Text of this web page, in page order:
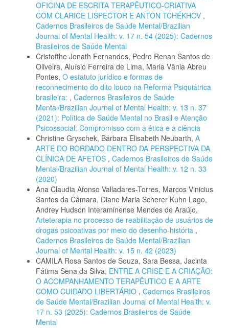
OFICINA DE ESCRITA TERAPÊUTICO-CRIATIVA
COM CLARICE LISPECTOR E ANTON TCHÉKHOV ,
Cadernos Brasileiros de Saúde Mental/Brazilian
Journal of Mental Health: v. 17 n. 54 (2025): Cadernos
Brasileiros de Saúde Mental
Cristofthe Jonath Fernandes, Pedro Renan Santos de
Oliveira, Aluísio Ferreira de Lima, Maria Vânia Abreu
Pontes, O estatuto jurídico e formas de
reconhecimento do dito louco na Reforma Psiquiátrica
brasileira: , Cadernos Brasileiros de Saúde
Mental/Brazilian Journal of Mental Health: v. 13 n. 37
(2021): Política de Saúde Mental no Brasil e Atenção
Psicossocial: Compromisso com a ética e a ciência
Christine Gryschek, Bárbara Elisabeth Neubarth, A
ARTE DO BORDADO DENTRO DA PERSPECTIVA DA
CLÍNICA DE AFETOS , Cadernos Brasileiros de Saúde
Mental/Brazilian Journal of Mental Health: v. 12 n. 33
(2020)
Ana Claudia Afonso Valladares-Torres, Marcos Vinicius
Santos da Câmara, Diane Maria Scherer Kuhn Lago,
Andrey Hudson Interaminense Mendes de Araújo,
Arteterapia no processo de reabilitação de usuários de
drogas psicoativas por meio do desenho-história ,
Cadernos Brasileiros de Saúde Mental/Brazilian
Journal of Mental Health: v. 15 n. 42 (2023)
CAMILA Rosa Santos de Souza, Sara Bessa, Jacinta
Fátima Sena da Silva, ENTRE A CRISE E A CRIAÇÃO:
O ACOMPANHAMENTO TERAPÊUTICO E A ARTE
COMO CUIDADO LIBERTÁRIO , Cadernos Brasileiros
de Saúde Mental/Brazilian Journal of Mental Health: v.
17 n. 53 (2025): Cadernos Brasileiros de Saúde
Mental